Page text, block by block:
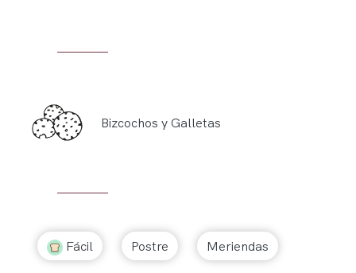
Bizcochos y Galletas
Fácil Postre Meriendas